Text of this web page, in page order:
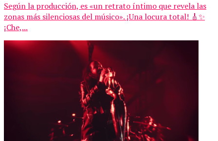
Según la producción, es «un retrato íntimo que revela las
zonas más silenciosas del músico». ¡Una locura total! 🎸✨
¡Che,...